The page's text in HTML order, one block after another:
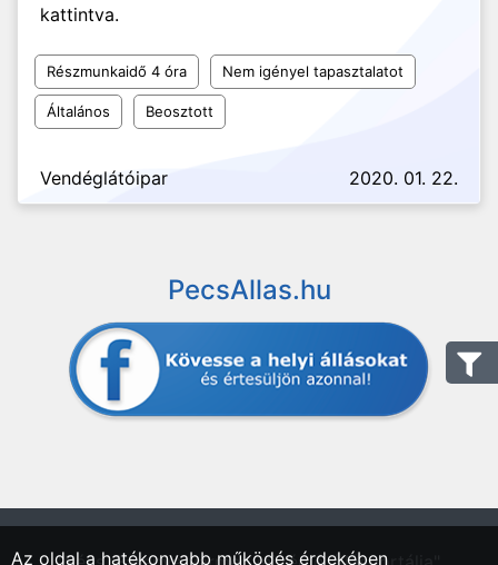
kattintva.
Részmunkaidő 4 óra Nem igényel tapasztalatot
Általános Beosztott
Vendéglátóipar 2020. 01. 22.
PecsAllas.hu
Az oldal a hatékonyabb működés érdekében